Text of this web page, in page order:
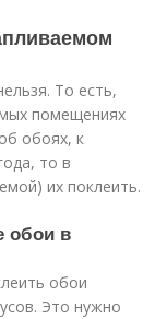
То есть,
помещениях
обоях, к
то в
их поклеить.
обои в
обои
Это нужно